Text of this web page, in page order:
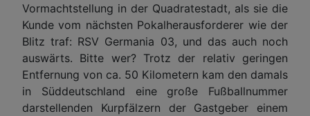
Vormachtstellung in der Quadratestadt, als sie die
Kunde vom nächsten Pokalherausforderer wie der
Blitz traf: RSV Germania 03, und das auch noch
auswärts. Bitte wer? Trotz der relativ geringen
Entfernung von ca. 50 Kilometern kam den damals
in Süddeutschland eine große Fußballnummer
darstellenden Kurpfälzern der Gastgeber einem